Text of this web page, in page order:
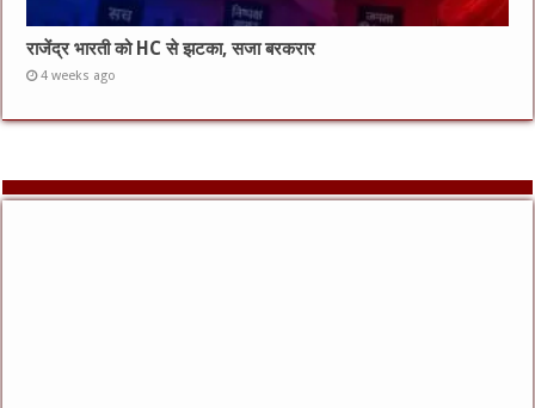
राजेंद्र भारती को HC से झटका, सजा बरकरार
4 weeks ago